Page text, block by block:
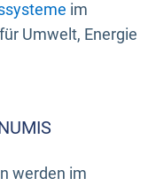
im
Umwelt, Energie
werden im